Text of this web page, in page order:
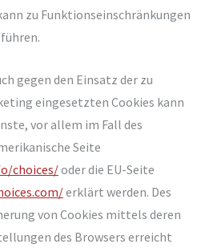
zu Funktionseinschränkungen
gegen den Einsatz der zu
eingesetzten Cookies kann
vor allem im Fall des
Seite
choices/oder die EU-Seite
erklärt werden. Des
von Cookies mittels deren
des Browsers erreicht